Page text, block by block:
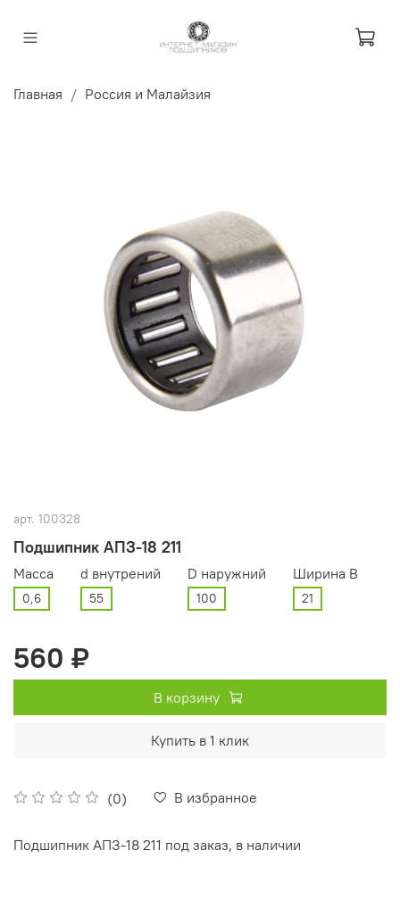
Главная Россия и Малайзия
арт. 100328
Подшипник АПЗ-18 211
(0) В избранное
Масса
0,6
d внутрений
55
D наружний
100
Ширина В
21
560 ₽
В корзину
Купить в 1 клик
Подшипник АПЗ-18 211 под заказ, в наличии